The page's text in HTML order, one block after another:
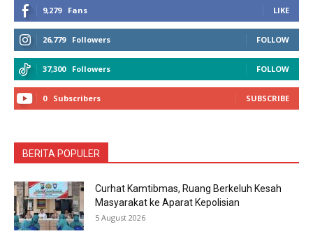
9,279 Fans LIKE
26,779 Followers FOLLOW
37,300 Followers FOLLOW
0 Subscribers SUBSCRIBE
BERITA POPULER
Curhat Kamtibmas, Ruang Berkeluh Kesah
Masyarakat ke Aparat Kepolisian
5 August 2026